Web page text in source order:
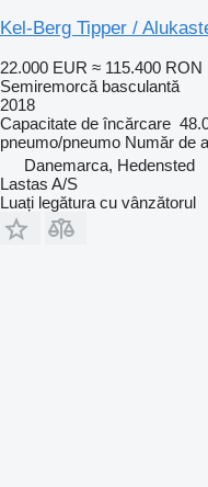
Kel-Berg Tipper /
22.000 EUR ≈ 115.400 RON
Semiremorcă basculantă
2018
Capacitate de încărcare
pneumo/pneumo Număr de
Danemarca, Hedensted
Lastas A/S
Luați legătura cu vânzătorul